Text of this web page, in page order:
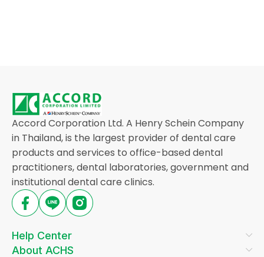
Accord Corporation Ltd. A Henry Schein Company
in Thailand, is the largest provider of dental care
products and services to office-based dental
practitioners, dental laboratories, government and
institutional dental care clinics.
Help Center
About ACHS